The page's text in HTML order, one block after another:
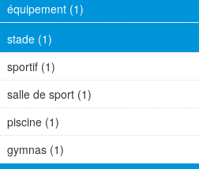
équipement (1)
stade (1)
sportif (1)
salle de sport (1)
piscine (1)
gymnas (1)